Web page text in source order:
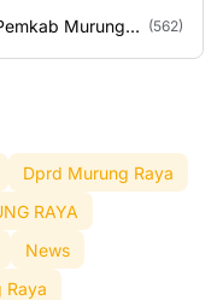
Murung
(562)
Dprd Murung Raya
RAYA
News
Raya